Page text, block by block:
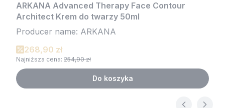
ARKANA Advanced Therapy Face Contour
Architect Krem do twarzy 50ml
Producer name: ARKANA
268,90 zł
Najniższa cena: 254,90 zł
Do koszyka